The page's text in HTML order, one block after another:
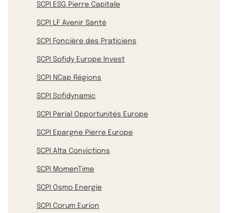
SCPI ESG Pierre Capitale
SCPI LF Avenir Santé
SCPI Foncière des Praticiens
SCPI Sofidy Europe Invest
SCPI NCap Régions
SCPI Sofidynamic
SCPI Perial Opportunités Europe
SCPI Epargne Pierre Europe
SCPI Alta Convictions
SCPI MomenTime
SCPI Osmo Energie
SCPI Corum Eurion